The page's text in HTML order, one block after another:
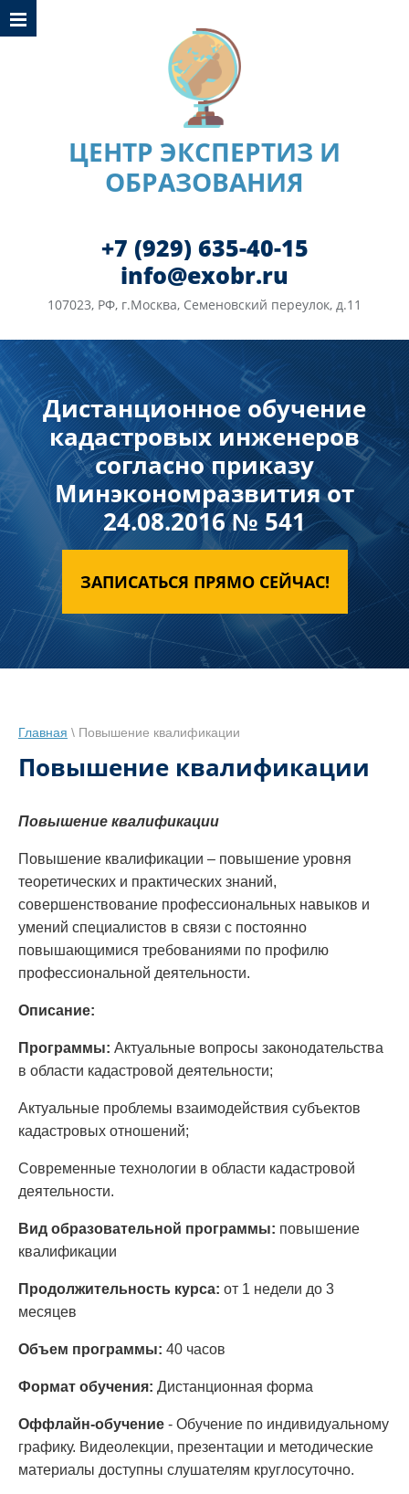
ЦЕНТР ЭКСПЕРТИЗ И
ОБРАЗОВАНИЯ
+7 (929) 635-40-15
info@exobr.ru
107023, РФ, г.Москва, Семеновский переулок, д.11
Дистанционное обучение
кадастровых инженеров
согласно приказу
Минэкономразвития от
24.08.2016 № 541
ЗАПИСАТЬСЯ ПРЯМО СЕЙЧАС!
Главная \ Повышение квалификации
Повышение квалификации
Повышение квалификации
Повышение квалификации – повышение уровня
теоретических и практических знаний,
совершенствование профессиональных навыков и
умений специалистов в связи с постоянно
повышающимися требованиями по профилю
профессиональной деятельности.
Описание:
Программы: Актуальные вопросы законодательства
в области кадастровой деятельности;
Актуальные проблемы взаимодействия субъектов
кадастровых отношений;
Современные технологии в области кадастровой
деятельности.
Вид образовательной программы: повышение
квалификации
Продолжительность курса: от 1 недели до 3
месяцев
Объем программы: 40 часов
Формат обучения: Дистанционная форма
Оффлайн-обучение - Обучение по индивидуальному
графику. Видеолекции, презентации и методические
материалы доступны слушателям круглосуточно.